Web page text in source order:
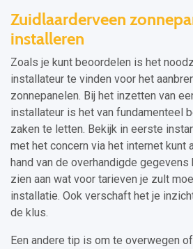
Zuidlaarderveen
installeren
Zoals je kunt beoordelen is het
installateur te vinden voor het
zonnepanelen. Bij het inzetten van
installateur is het van fundamenteel
zaken te letten. Bekijk in eerste
met het concern via het internet kunt
hand van de overhandigde
zien aan wat voor tarieven je zult
installatie. Ook verschaft het je
de klus.
Een andere tip is om te overwegen